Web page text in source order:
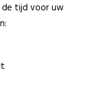
de tijd voor uw